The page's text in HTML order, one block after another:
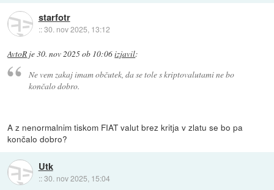
starfotr
::30. nov 2025, 13:12
AvtoR je30. nov 2025 ob 10:06izjavil:
Ne vem zakaj imam občutek, da se tole s kriptovalutami ne bo
končalo dobro.
A z nenormalnim tiskom FIAT valut brez kritja v zlatu se bo pa
končalo dobro?
Utk
::30. nov 2025, 15:04